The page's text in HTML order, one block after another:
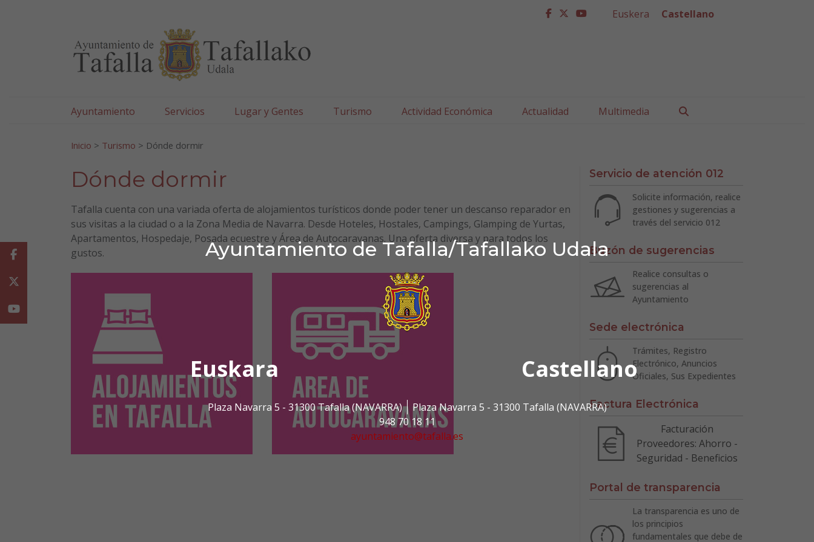
Ayuntamiento de Tafalla/Tafallako Udala
Euskara Castellano
Plaza Navarra 5 - 31300 Tafalla (NAVARRA)
Plaza Navarra 5 - 31300 Tafalla (NAVARRA)
948 70 18 11
ayuntamiento@tafalla.es
facebook
twitter
youtube
Euskera Castellano
Ayuntamiento Servicios Lugar y Gentes Turismo Actividad Económica Actualidad Multimedia
Inicio > Turismo > Dónde dormir
Dónde dormir
Tafalla cuenta con una variada oferta de alojamientos turísticos donde poder tener un descanso reparador en
sus visitas a la ciudad o a la Zona Media de Navarra. Desde Hoteles, Hostales, Campings, Glamping de Yurtas,
Apartamentos, Hospedaje, Posada ecuestre y Área de Autocaravanas. Una oferta diversa y para todos los
gustos.
Servicio de atención 012
Solicite información, realice
gestiones y sugerencias a
través del servicio 012
Buzón de sugerencias
Realice consultas o
sugerencias al
Ayuntamiento
Sede electrónica
Trámites, Registro
Electrónico, Anuncios
Oficiales, Sus Expedientes
Factura Electrónica
Facturación
Proveedores: Ahorro -
Seguridad - Beneficios
Portal de transparencia
La transparencia es uno de
los principios
fundamentales que debe de
Facebook
Youtube